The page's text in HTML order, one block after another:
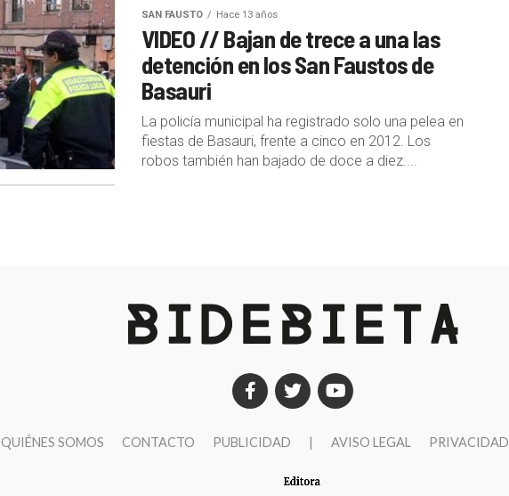
SAN FAUSTO Hace 13 años
VIDEO // Bajan de trece a una las
detención en los San Faustos de
Basauri
La policía municipal ha registrado solo una pelea en
fiestas de Basauri, frente a cinco en 2012. Los
robos también han bajado de doce a diez....
QUIÉNES SOMOS CONTACTO PUBLICIDAD | AVISO LEGAL PRIVACIDAD